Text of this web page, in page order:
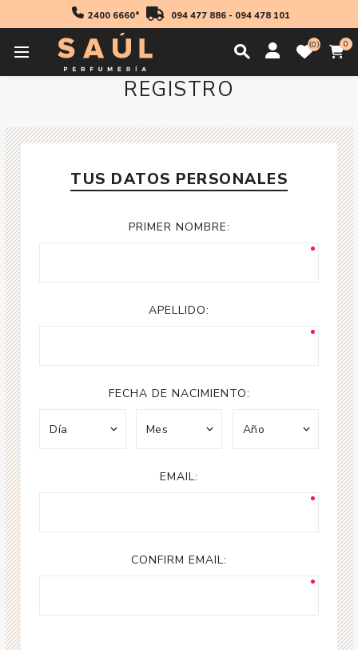
2400 6660* 094 477 886- 094 478 101
0 0
REGISTRO
TUS DATOS PERSONALES
PRIMER NOMBRE:
APELLIDO:
FECHA DE NACIMIENTO:
EMAIL:
CONFIRM EMAIL: